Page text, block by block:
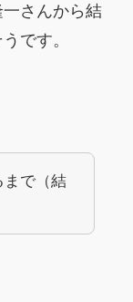
さんから結
です。
まで（結